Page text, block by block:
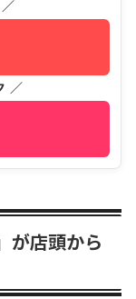
／
が店頭から